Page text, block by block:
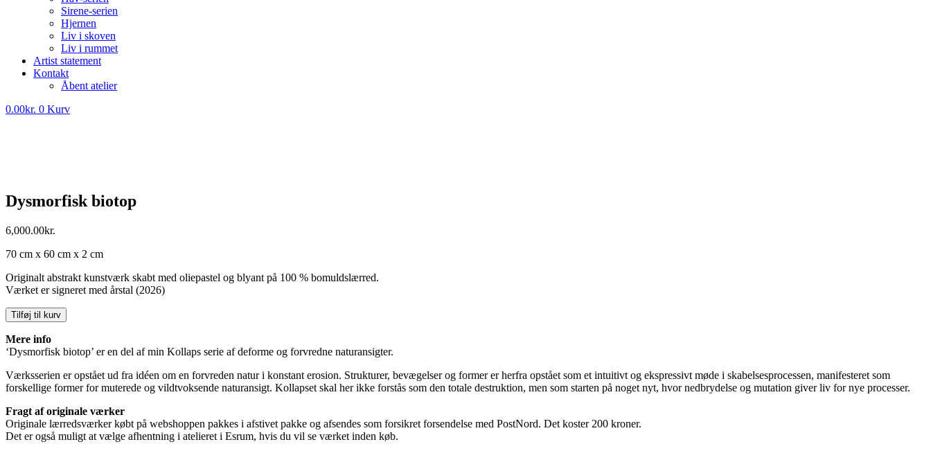
Sirene-serien
Hjernen
Liv i skoven
Liv i rummet
Artist statement
Kontakt
Åbent atelier
0.00kr. 0 Kurv
Dysmorfisk biotop
6,000.00kr.
70 cm x 60 cm x 2 cm
Originalt abstrakt kunstværk skabt med oliepastel og blyant på 100 % bomuldslærred.
Værket er signeret med årstal (2026)
Dysmorfisk
biotop
antal
Tilføj til kurv
Mere info
‘Dysmorfisk biotop’ er en del af min Kollaps serie af deforme og forvredne naturansigter.
Værksserien er opstået ud fra idéen om en forvreden natur i konstant erosion. Strukturer, bevægelser og former er herfra opstået som et intuitivt og ekspressivt møde i skabelsesprocessen, manifesteret som
forskellige former for muterede og vildtvoksende naturansigt. Kollapset skal her ikke forstås som den totale destruktion, men som starten på noget nyt, hvor nedbrydelse og mutation giver liv for nye processer.
Fragt af originale værker
Originale lærredsværker købt på webshoppen pakkes i afstivet pakke og afsendes som forsikret forsendelse med PostNord. Det koster 200 kroner.
Det er også muligt at vælge afhentning i atelieret i Esrum, hvis du vil se værket inden køb.